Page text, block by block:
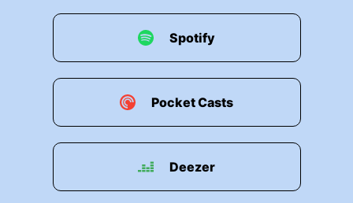
Spotify
Pocket Casts
Deezer